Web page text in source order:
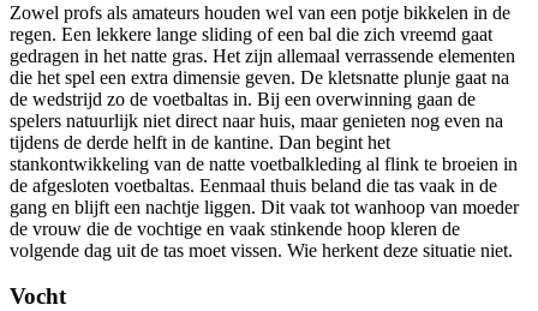
Zowel profs als amateurs houden wel van een potje bikkelen in de
regen. Een lekkere lange sliding of een bal die zich vreemd gaat
gedragen in het natte gras. Het zijn allemaal verrassende elementen
die het spel een extra dimensie geven. De kletsnatte plunje gaat na
de wedstrijd zo de voetbaltas in. Bij een overwinning gaan de
spelers natuurlijk niet direct naar huis, maar genieten nog even na
tijdens de derde helft in de kantine. Dan begint het
stankontwikkeling van de natte voetbalkleding al flink te broeien in
de afgesloten voetbaltas. Eenmaal thuis beland die tas vaak in de
gang en blijft een nachtje liggen. Dit vaak tot wanhoop van moeder
de vrouw die de vochtige en vaak stinkende hoop kleren de
volgende dag uit de tas moet vissen. Wie herkent deze situatie niet.
Vocht